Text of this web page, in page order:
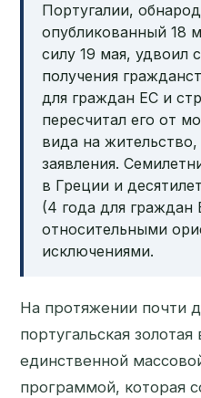
Португалии,
опубликованный 18
силу 19 мая, удвоил
получения
для граждан ЕС и
пересчитал его от
вида на
заявления.
в Греции и
(4 года для граждан
относительными
исключениями.
На протяжении почти
португальская золотая
единственной
программой, которая